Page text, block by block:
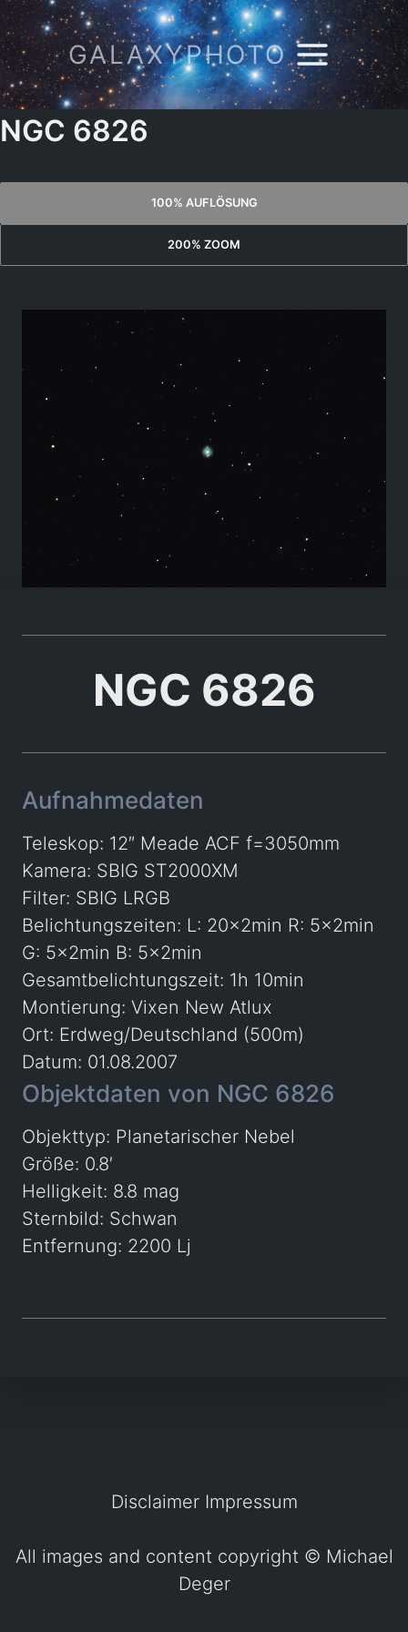
Zum
Inhalt
springen
GALAXYPHOTO
NGC 6826
100% AUFLÖSUNG
200% ZOOM
NGC 6826
Aufnahmedaten
Teleskop: 12″ Meade ACF f=3050mm
Kamera: SBIG ST2000XM
Filter: SBIG LRGB
Belichtungszeiten: L: 20x2min R: 5x2min
G: 5x2min B: 5x2min
Gesamtbelichtungszeit: 1h 10min
Montierung: Vixen New Atlux
Ort: Erdweg/Deutschland (500m)
Datum: 01.08.2007
Objektdaten von NGC 6826
Objekttyp: Planetarischer Nebel
Größe: 0.8′
Helligkeit: 8.8 mag
Sternbild: Schwan
Entfernung: 2200 Lj
Disclaimer Impressum
All images and content copyright © Michael
Deger